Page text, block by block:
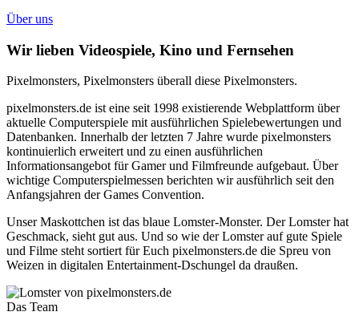
Über uns
Wir lieben Videospiele, Kino und Fernsehen
Pixelmonsters, Pixelmonsters überall diese Pixelmonsters.
pixelmonsters.de ist eine seit 1998 existierende Webplattform über
aktuelle Computerspiele mit ausführlichen Spielebewertungen und
Datenbanken. Innerhalb der letzten 7 Jahre wurde pixelmonsters
kontinuierlich erweitert und zu einen ausführlichen
Informationsangebot für Gamer und Filmfreunde aufgebaut. Über
wichtige Computerspielmessen berichten wir ausführlich seit den
Anfangsjahren der Games Convention.
Unser Maskottchen ist das blaue Lomster-Monster. Der Lomster hat
Geschmack, sieht gut aus. Und so wie der Lomster auf gute Spiele
und Filme steht sortiert für Euch pixelmonsters.de die Spreu von
Weizen in digitalen Entertainment-Dschungel da draußen.
Das Team